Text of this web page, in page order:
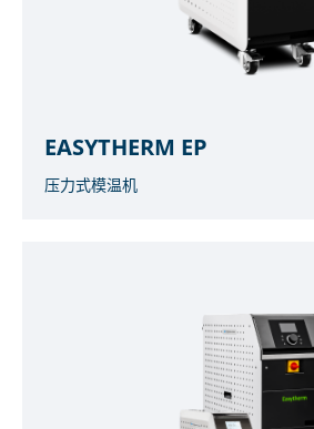
EASYTHERM EP
压力式模温机